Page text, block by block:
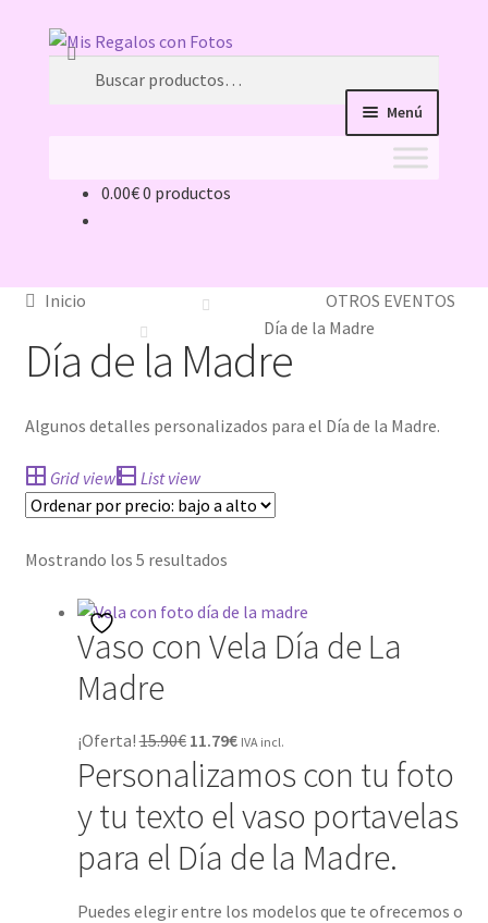
Ir
Ir
Buscar
Buscar
Menú
foto de tu bebé
acertar-regalo
Caretas Personalizadas con Foto: ¿Con Goma o con
Palo? Comparativa, Ventajas y Preguntas
Frecuentes
CONDICIONES GENERALES
Contacto
Detalles de Facturación
ENVIO DE FOTOS Y PORTES
Ideas únicas para celebraciones de cumpleaños con
0.00€0 productos
Inicio
OTROS EVENTOS
Día de la Madre
Día de la Madre
Algunos detalles personalizados para el Día de la Madre.
Grid view List view
Mostrando los 5 resultadosOrdenado
precio:
bajo
Vaso con Vela Día de La
Madre
¡Oferta!15.90€ El
precio
original
era:
15.90€.
11.79€El
precio
actual
es:
11.79€.
IVA incl.
Personalizamos con tu foto
y tu texto el vaso portavelas
para el Día de la Madre.
Puedes elegir entre los modelos que te ofrecemos o